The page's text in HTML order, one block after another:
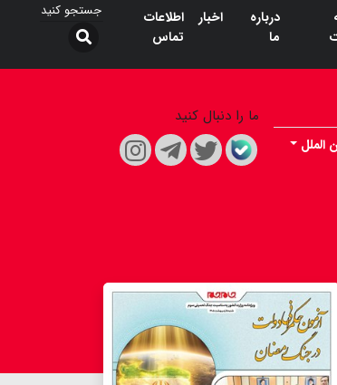
درباره
ما
اخبار
اطلاعات
تماس
الملل
ما را دنبال کنید